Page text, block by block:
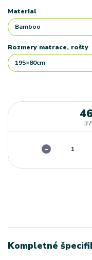
Material
Rozmery matrace, rošty
Kompletné